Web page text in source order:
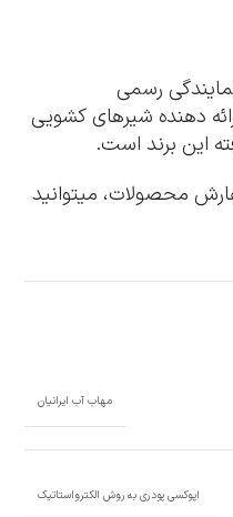
رسمی
دهنده شیرهای کشویی
این برند است.
محصولات، میتوانید
مهاب آب ایرانیان
اپوکسی پودری به روش الکترواستاتیک